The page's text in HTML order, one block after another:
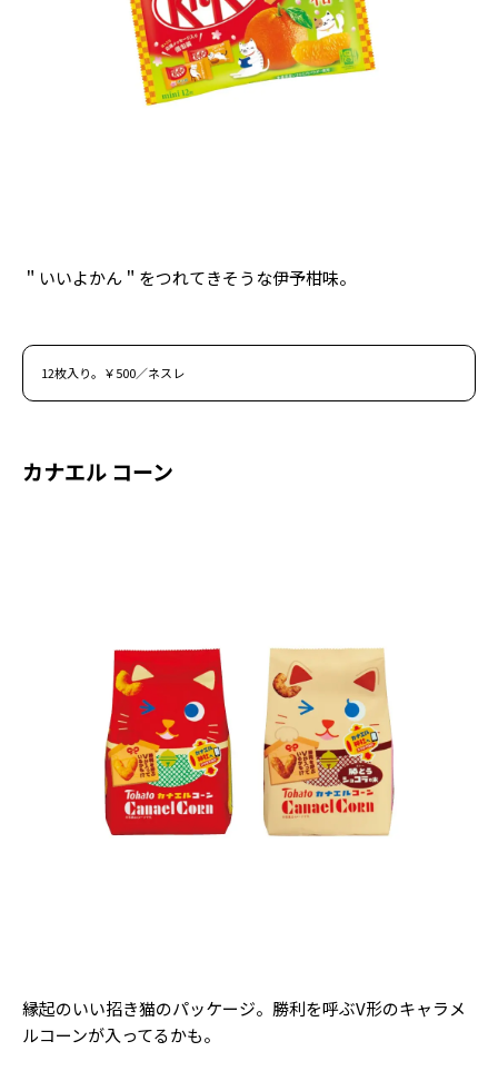
Follow us
＂いいよかん＂をつれてきそうな伊予柑味。
12枚入り。￥500／ネスレ
カナエル コーン
縁起のいい招き猫のパッケージ。勝利を呼ぶV形のキャラメ
ルコーンが入ってるかも。